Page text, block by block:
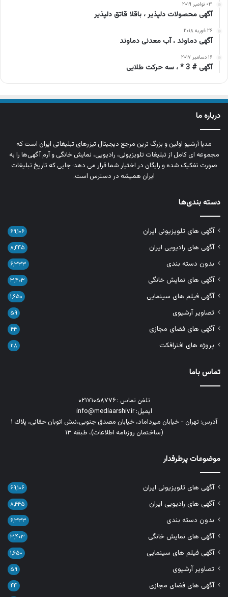
۰۳ نوامبر ۲۰۱۹
آگهی محصولات دلپذیر ، باقلا قاتق دلپذیر
۲۶ فوریه ۲۰۱۸
آگهی دماوند ، آب معدنی دماوند
۱۶ دسامبر ۲۰۱۷
آگهی # 3 * ، سه حرکت طلایی
درباره ما
مدیا آرشیو اولین و بزرگ‌ ترین مرجع دیجیتال تیزرهای تبلیغاتی ایران است که
مجموعه‌ ای کامل از تبلیغات تلویزیونی، رادیویی، نمایش خانگی و آرم‌ آگهی‌ها را به‌
صورت تفکیک‌ شده و رایگان در اختیار شما قرار می‌ دهد؛ جایی که تاریخ تبلیغات
ایران همیشه در دسترس است.
دسته بندی‌ها
آگهی های تلویزیونی ایران ۶۹,۱۰۶
آگهی های رادیویی ایران ۸,۴۴۵
بدون دسته بندی ۶,۳۳۳
آگهی های نمایش خانگی ۳,۴۰۳
آگهی فیلم های سینمایی ۱,۶۵۰
تصاویر آرشیوی ۵۹
آگهی های فضای مجازی ۴۴
پروژه های افترافکت ۲۸
تماس باما
تلفن تماس : ۰۲۱۷۱۰۵۸۷۷۶
ایمیل: info@mediaarshiv.ir
آدرس: تهران - خیابان میرداماد، خیابان مصدق جنوبی،نبش اتوبان حقانی، پلاك ١
(ساختمان روزنامه اطلاعات)، طبقه ۱۳
موضوعات پرطرفدار
آگهی های تلویزیونی ایران ۶۹,۱۰۶
آگهی های رادیویی ایران ۸,۴۴۵
بدون دسته بندی ۶,۳۳۳
آگهی های نمایش خانگی ۳,۴۰۳
آگهی فیلم های سینمایی ۱,۶۵۰
تصاویر آرشیوی ۵۹
آگهی های فضای مجازی ۴۴